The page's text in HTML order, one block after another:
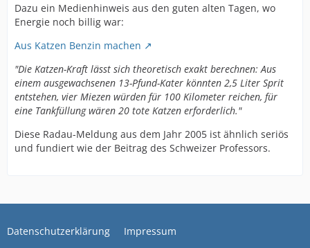
Dazu ein Medienhinweis aus den guten alten Tagen, wo
Energie noch billig war:
Aus Katzen Benzin machen
"Die Katzen-Kraft lässt sich theoretisch exakt berechnen: Aus
einem ausgewachsenen 13-Pfund-Kater könnten 2,5 Liter Sprit
entstehen, vier Miezen würden für 100 Kilometer reichen, für
eine Tankfüllung wären 20 tote Katzen erforderlich."
Diese Radau-Meldung aus dem Jahr 2005 ist ähnlich seriös
und fundiert wie der Beitrag des Schweizer Professors.
Datenschutzerklärung Impressum